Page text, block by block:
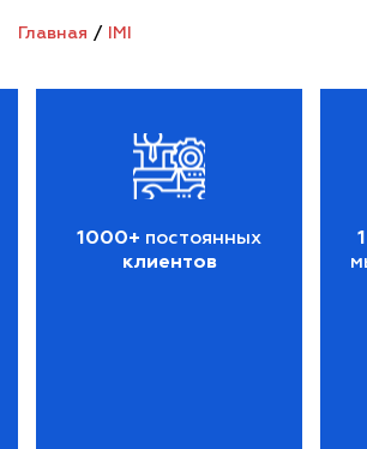
Главная / IMI
1000+ постоянных
клиентов